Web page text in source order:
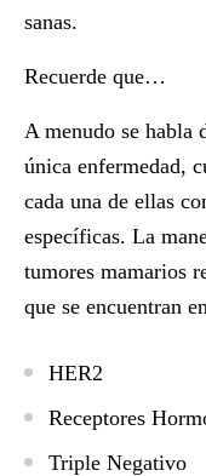
sanas.
Recuerde que…
A menudo se habla
única enfermedad,
cada una de ellas
específicas. La
tumores mamarios
que se encuentran
HER2
Receptores
Triple Negativo